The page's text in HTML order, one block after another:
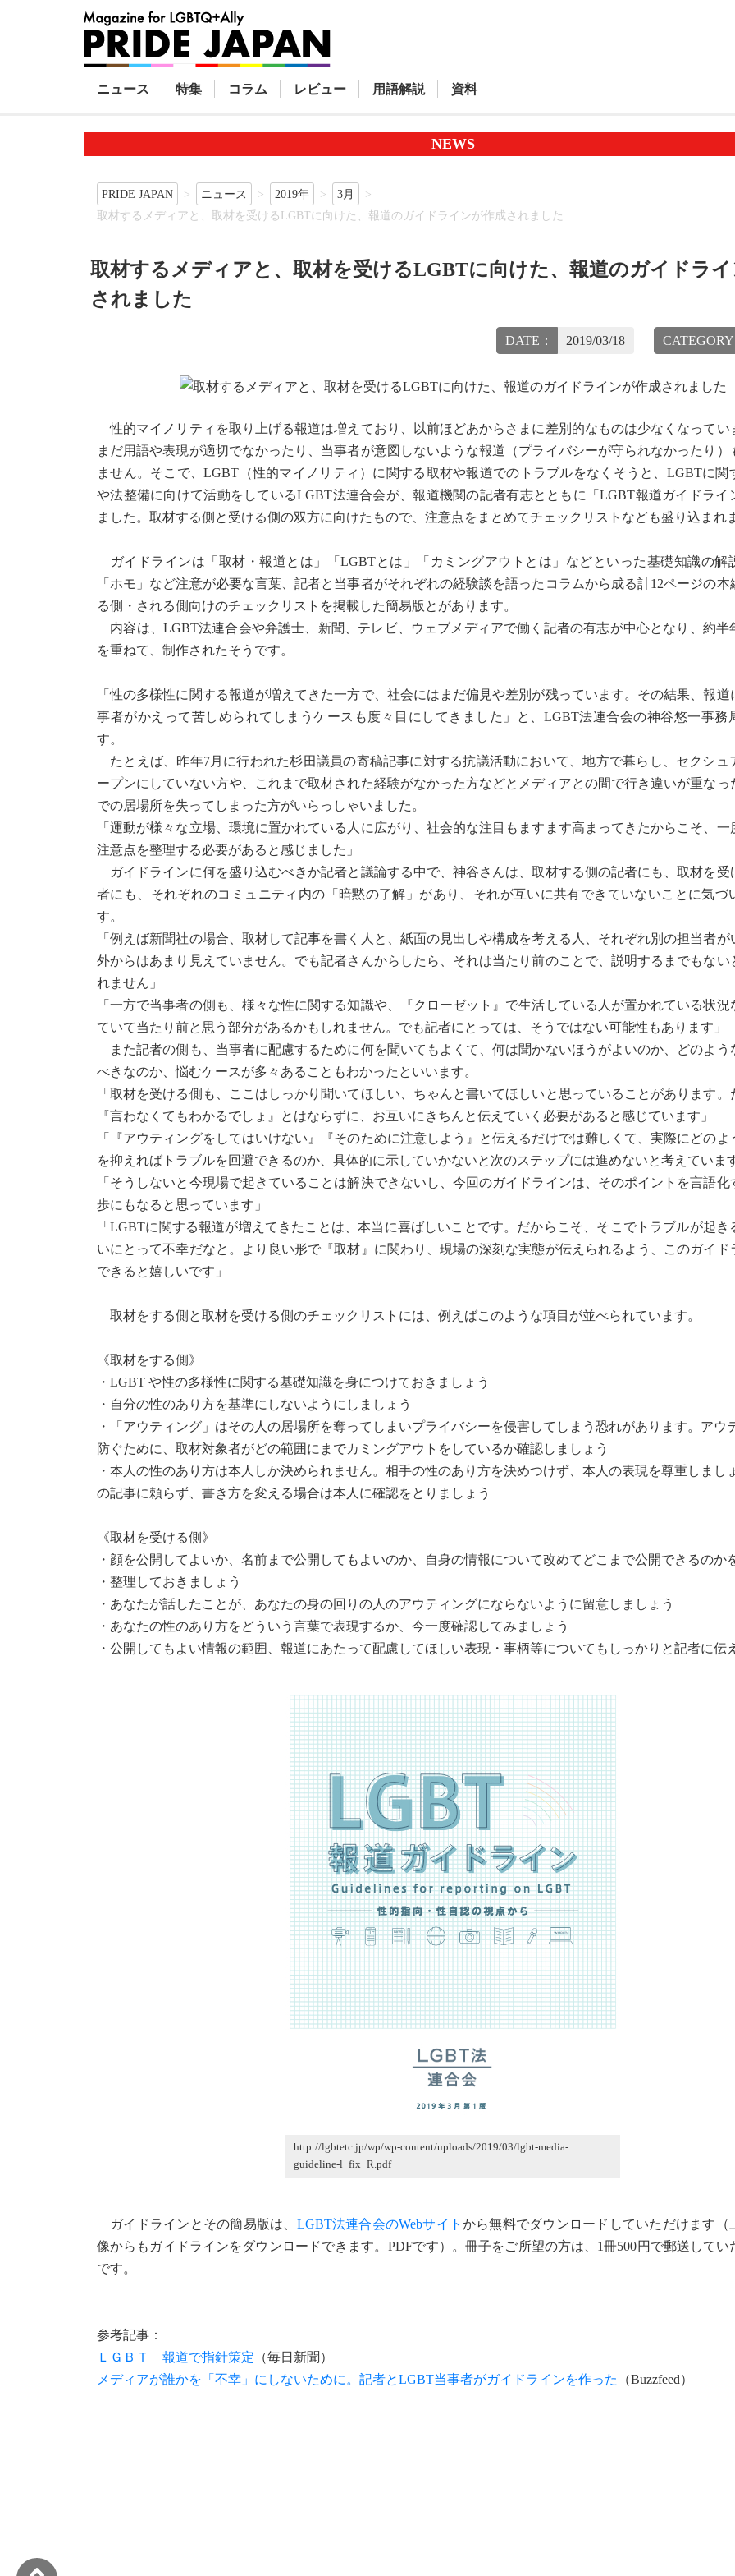
ニュース 特集 コラム レビュー 用語解説 資料
NEWS
PRIDE JAPAN ニュース 2019年
3月
取材するメディアと、取材を受けるLGBTに向けた、報道のガイドラインが作成されました
取材するメディアと、取材を受けるLGBTに向けた、報道のガイドラ
されました
DATE： 2019/03/18 CATEGORY
性的マイノリティを取り上げる報道は増えており、以前ほどあからさまに差別的なものは少なくなってい
まだ用語や表現が適切でなかったり、当事者が意図しないような報道（プライバシーが守られなかったり）
ません。そこで、LGBT（性的マイノリティ）に関する取材や報道でのトラブルをなくそうと、LGBTに関
や法整備に向けて活動をしているLGBT法連合会が、報道機関の記者有志とともに「LGBT報道ガイドライ
ました。取材する側と受ける側の双方に向けたもので、注意点をまとめてチェックリストなども盛り込まれ
ガイドラインは「取材・報道とは」「LGBTとは」「カミングアウトとは」などといった基礎知識の解
「ホモ」など注意が必要な言葉、記者と当事者がそれぞれの経験談を語ったコラムから成る計12ページの本
る側・される側向けのチェックリストを掲載した簡易版とがあります。
内容は、LGBT法連合会や弁護士、新聞、テレビ、ウェブメディアで働く記者の有志が中心となり、約半
を重ねて、制作されたそうです。
「性の多様性に関する報道が増えてきた一方で、社会にはまだ偏見や差別が残っています。その結果、報道
事者がかえって苦しめられてしまうケースも度々目にしてきました」と、LGBT法連合会の神谷悠一事務
す。
たとえば、昨年7月に行われた杉田議員の寄稿記事に対する抗議活動において、地方で暮らし、セクシュ
ープンにしていない方や、これまで取材された経験がなかった方などとメディアとの間で行き違いが重なっ
での居場所を失ってしまった方がいらっしゃいました。
「運動が様々な立場、環境に置かれている人に広がり、社会的な注目もますます高まってきたからこそ、一
注意点を整理する必要があると感じました」
ガイドラインに何を盛り込むべきか記者と議論する中で、神谷さんは、取材する側の記者にも、取材を受
者にも、それぞれのコミュニティ内の「暗黙の了解」があり、それが互いに共有できていないことに気づ
す。
「例えば新聞社の場合、取材して記事を書く人と、紙面の見出しや構成を考える人、それぞれ別の担当者が
外からはあまり見えていません。でも記者さんからしたら、それは当たり前のことで、説明するまでもない
れません」
「一方で当事者の側も、様々な性に関する知識や、『クローゼット』で生活している人が置かれている状況
ていて当たり前と思う部分があるかもしれません。でも記者にとっては、そうではない可能性もあります」
また記者の側も、当事者に配慮するために何を聞いてもよくて、何は聞かないほうがよいのか、どのよう
べきなのか、悩むケースが多々あることもわかったといいます。
「取材を受ける側も、ここはしっかり聞いてほしい、ちゃんと書いてほしいと思っていることがあります。
『言わなくてもわかるでしょ』とはならずに、お互いにきちんと伝えていく必要があると感じています」
「『アウティングをしてはいけない』『そのために注意しよう』と伝えるだけでは難しくて、実際にどのよ
を抑えればトラブルを回避できるのか、具体的に示していかないと次のステップには進めないと考えていま
「そうしないと今現場で起きていることは解決できないし、今回のガイドラインは、そのポイントを言語化
歩にもなると思っています」
「LGBTに関する報道が増えてきたことは、本当に喜ばしいことです。だからこそ、そこでトラブルが起き
いにとって不幸だなと。より良い形で『取材』に関わり、現場の深刻な実態が伝えられるよう、このガイド
できると嬉しいです」
取材をする側と取材を受ける側のチェックリストには、例えばこのような項目が並べられています。
《取材をする側》
・LGBT や性の多様性に関する基礎知識を身につけておきましょう
・自分の性のあり方を基準にしないようにしましょう
・「アウティング」はその人の居場所を奪ってしまいプライバシーを侵害してしまう恐れがあります。アウ
防ぐために、取材対象者がどの範囲にまでカミングアウトをしているか確認しましょう
・本人の性のあり方は本人しか決められません。相手の性のあり方を決めつけず、本人の表現を尊重しまし
の記事に頼らず、書き方を変える場合は本人に確認をとりましょう
《取材を受ける側》
・顔を公開してよいか、名前まで公開してもよいのか、自身の情報について改めてどこまで公開できるのか
・整理しておきましょう
・あなたが話したことが、あなたの身の回りの人のアウティングにならないように留意しましょう
・あなたの性のあり方をどういう言葉で表現するか、今一度確認してみましょう
・公開してもよい情報の範囲、報道にあたって配慮してほしい表現・事柄等についてもしっかりと記者に伝
http://lgbtetc.jp/wp/wp-content/uploads/2019/03/lgbt-media-
guideline-l_fix_R.pdf
ガイドラインとその簡易版は、 LGBT法連合会のWebサイトから無料でダウンロードしていただけます（
像からもガイドラインをダウンロードできます。PDFです）。冊子をご所望の方は、1冊500円で郵送してい
です。
参考記事：
ＬＧＢＴ 報道で指針策定 （毎日新聞）
メディアが誰かを「不幸」にしないために。記者とLGBT当事者がガイドラインを作った
（Buzzfeed）